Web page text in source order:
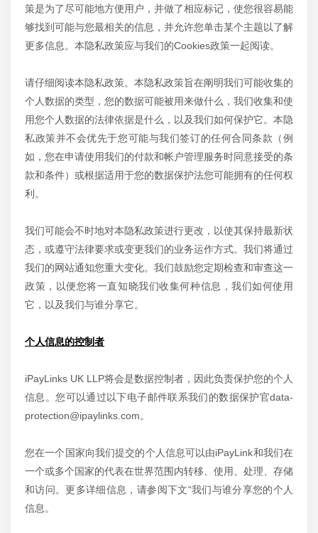
策是为了尽可能地方便用户，并做了相应标记，使您很容易能
够找到可能与您最相关的信息，并允许您单击某个主题以了解
更多信息。本隐私政策应与我们的Cookies政策一起阅读。
请仔细阅读本隐私政策。本隐私政策旨在阐明我们可能收集的
个人数据的类型，您的数据可能被用来做什么，我们收集和使
用您个人数据的法律依据是什么，以及我们如何保护它。本隐
私政策并不会优先于您可能与我们签订的任何合同条款（例
如，您在申请使用我们的付款和帐户管理服务时同意接受的条
款和条件）或根据适用于您的数据保护法您可能拥有的任何权
利。
我们可能会不时地对本隐私政策进行更改，以使其保持最新状
态，或遵守法律要求或变更我们的业务运作方式。我们将通过
我们的网站通知您重大变化。我们鼓励您定期检查和审查这一
政策，以便您将一直知晓我们收集何种信息，我们如何使用
它，以及我们与谁分享它。
个人信息的控制者
iPayLinks UK LLP将会是数据控制者，因此负责保护您的个人
信息。您可以通过以下电子邮件联系我们的数据保护官data-
protection@ipaylinks.com。
您在一个国家向我们提交的个人信息可以由iPayLink和我们在
一个或多个国家的代表在世界范围内转移、使用、处理、存储
和访问。更多详细信息，请参阅下文“我们与谁分享您的个人
信息。